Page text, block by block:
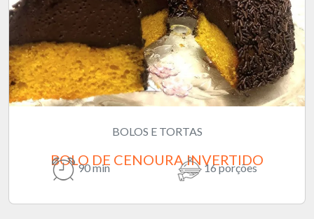
BOLOS E TORTAS
BOLO DE CENOURA INVERTIDO
90 min 16 porções